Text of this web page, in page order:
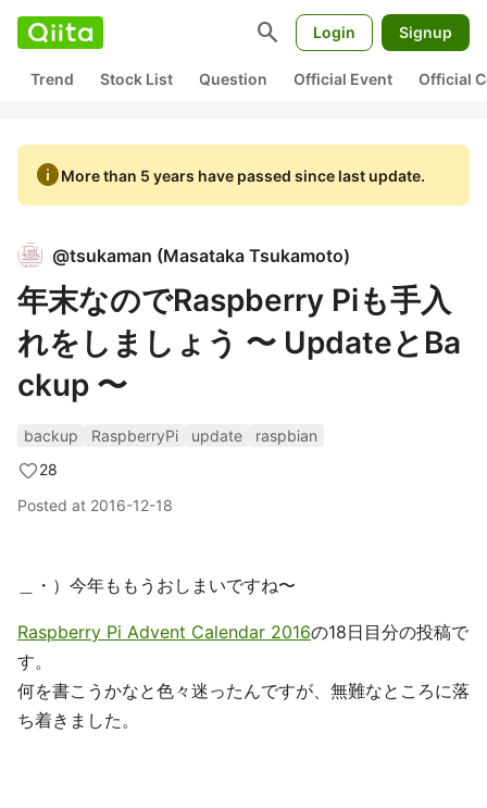
search Login Signup
Trend Stock List Question Official Event Official
infoMore than 5 years have passed since last update.
@tsukaman (Masataka Tsukamoto)
年末なのでRaspberry Piも手入
れをしましょう 〜 UpdateとBa
ckup 〜
backup RaspberryPi update
raspbian
28
Posted at 2016-12-18
＿・）今年ももうおしまいですね〜
Raspberry Pi Advent Calendar 2016の18日目分の投稿で
す。
何を書こうかなと色々迷ったんですが、無難なところに落
ち着きました。